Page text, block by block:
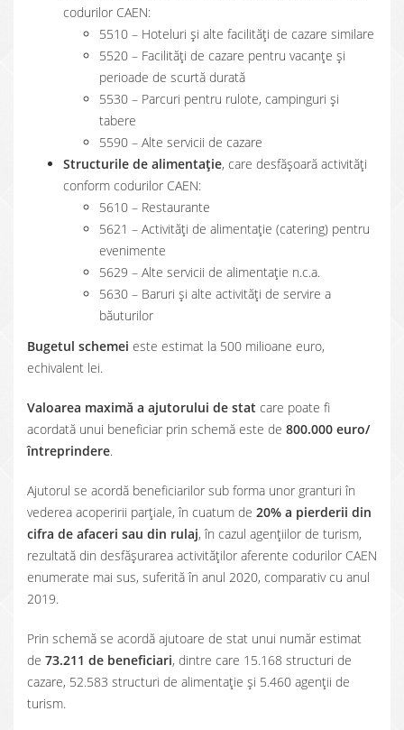
codurilor CAEN:
5510 – Hoteluri şi alte facilităţi de cazare similare
5520 – Facilităţi de cazare pentru vacanţe şi
perioade de scurtă durată
5530 – Parcuri pentru rulote, campinguri şi
tabere
5590 – Alte servicii de cazare
Structurile de alimentație, care desfășoară activități
conform codurilor CAEN:
5610 – Restaurante
5621 – Activităţi de alimentaţie (catering) pentru
evenimente
5629 – Alte servicii de alimentaţie n.c.a.
5630 – Baruri şi alte activităţi de servire a
băuturilor
Bugetul schemei este estimat la 500 milioane euro,
echivalent lei.
Valoarea maximă a ajutorului de stat care poate fi
acordată unui beneficiar prin schemă este de 800.000 euro/
întreprindere.
Ajutorul se acordă beneficiarilor sub forma unor granturi în
vederea acoperirii parțiale, în cuatum de 20% a pierderii din
cifra de afaceri sau din rulaj, în cazul agențiilor de turism,
rezultată din desfășurarea activităților aferente codurilor CAEN
enumerate mai sus, suferită în anul 2020, comparativ cu anul
2019.
Prin schemă se acordă ajutoare de stat unui număr estimat
de 73.211 de beneficiari, dintre care 15.168 structuri de
cazare, 52.583 structuri de alimentație și 5.460 agenții de
turism.